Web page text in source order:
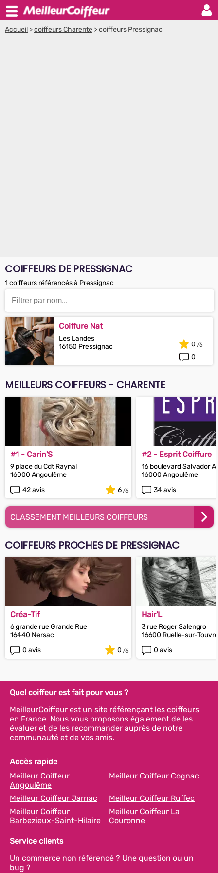
Accueil >coiffeurs Charente >coiffeurs Pressignac
COIFFEURS DE PRESSIGNAC
1 coiffeurs référencés à Pressignac
Coiffure Nat
Les Landes
16150 Pressignac
0
0
MEILLEURS COIFFEURS - CHARENTE
#1 - Carin'S
9 place du Cdt Raynal
16000 Angoulême
42 avis
6
#2 - Esprit Coiffure
16 boulevard Salvador
16000 Angoulême
34 avis
CLASSEMENT MEILLEURS COIFFEURS
COIFFEURS PROCHES DE PRESSIGNAC
Créa-Tif
6 grande rue Grande Rue
16440 Nersac
0 avis
0
Hair'L
3 rue Roger Salengro
16600 Ruelle-sur-
0 avis
Quel coiffeur est fait pour vous ?
MeilleurCoiffeur est un site référençant les coiffeurs
en France. Nous vous proposons également de les
évaluer et de les recommander auprès de notre
communauté et de vos amis.
Accès rapide
Meilleur Coiffeur
Angoulême
Meilleur Coiffeur Cognac
Meilleur Coiffeur Jarnac
Meilleur Coiffeur Ruffec
Meilleur Coiffeur
Barbezieux-Saint-Hilaire
Meilleur Coiffeur La
Couronne
Service clients
Un commerce non référencé ? Une question ou un
bug ?